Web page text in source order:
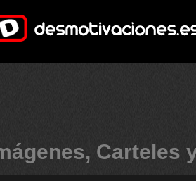
Carteles